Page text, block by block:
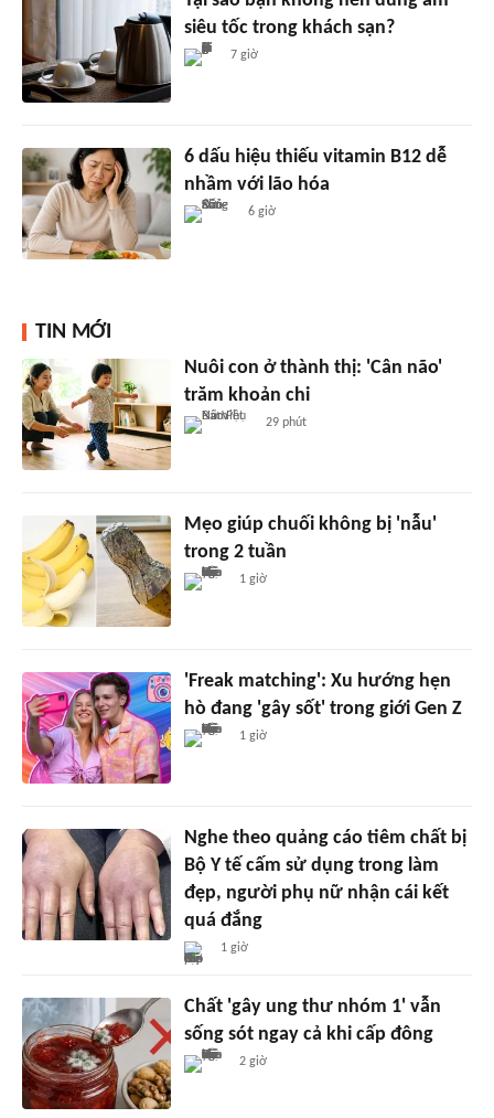
siêu tốc trong khách sạn?
7 giờ
6 dấu hiệu thiếu vitamin B12 dễ
nhầm với lão hóa
6 giờ
TIN MỚI
Nuôi con ở thành thị: 'Cân não'
trăm khoản chi
29 phút
Mẹo giúp chuối không bị 'nẫu'
trong 2 tuần
1 giờ
'Freak matching': Xu hướng hẹn
hò đang 'gây sốt' trong giới Gen Z
1 giờ
Nghe theo quảng cáo tiêm chất bị
Bộ Y tế cấm sử dụng trong làm
đẹp, người phụ nữ nhận cái kết
quá đắng
1 giờ
Chất 'gây ung thư nhóm 1' vẫn
sống sót ngay cả khi cấp đông
2 giờ